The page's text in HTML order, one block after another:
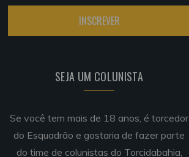
SEJA UM COLUNISTA
Se você tem mais de 18 anos, é torcedor
do Esquadrão e gostaria de fazer parte
do time de colunistas do Torcidabahia,